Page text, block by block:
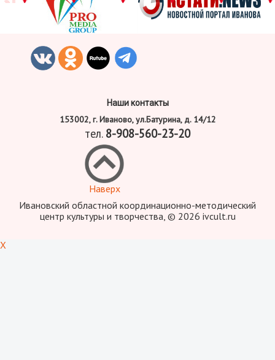
Наши контакты
153002, г. Иваново, ул.Батурина, д. 14/12
тел. 8-908-560-23-20
Наверх
Ивановский областной координационно-методический
центр культуры и творчества, © 2026 ivcult.ru
X